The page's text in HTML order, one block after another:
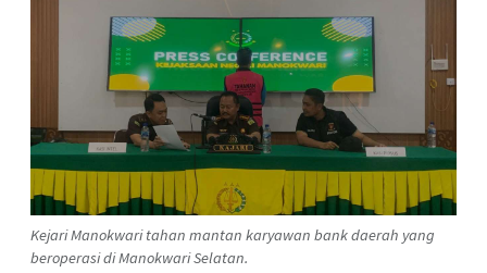
Kejari Manokwari tahan mantan karyawan bank daerah yang
beroperasi di Manokwari Selatan.